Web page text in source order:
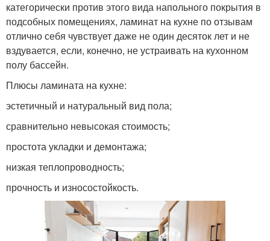
категорически против этого вида напольного покрытия в
подсобных помещениях, ламинат на кухне по отзывам
отлично себя чувствует даже не один десяток лет и не
вздувается, если, конечно, не устраивать на кухонном
полу бассейн.
Плюсы ламината на кухне:
эстетичный и натуральный вид пола;
сравнительно невысокая стоимость;
простота укладки и демонтажа;
низкая теплопроводность;
прочность и износостойкость.